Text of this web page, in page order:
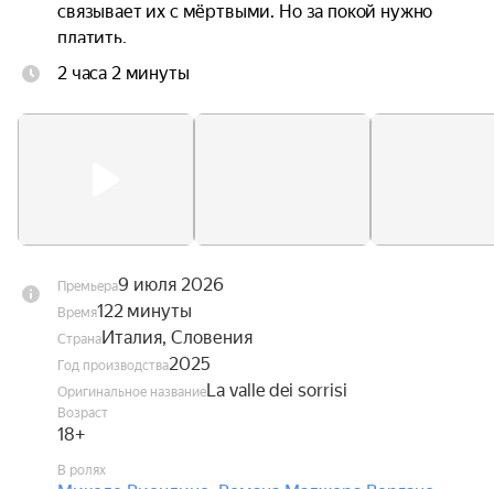
связывает их с мёртвыми. Но за покой нужно
платить.
2 часа 2 минуты
Премьера9 июля 2026
Время122 минуты
СтранаИталия, Словения
Год производства2025
Оригинальное названиеLa valle dei sorrisi
Возраст
18+
В ролях